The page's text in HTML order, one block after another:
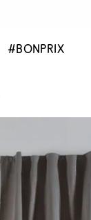
#BONPRIX